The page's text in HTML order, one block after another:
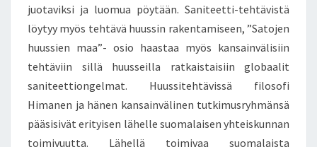
juotaviksi ja luomua pöytään. Saniteetti-tehtävistä
löytyy myös tehtävä huussin rakentamiseen, ”Satojen
huussien maa”- osio haastaa myös kansainvälisiin
tehtäviin sillä huusseilla ratkaistaisiin globaalit
saniteettiongelmat. Huussitehtävissä filosofi
Himanen ja hänen kansainvälinen tutkimusryhmänsä
pääsisivät erityisen lähelle suomalaisen yhteiskunnan
toimivuutta. Lähellä toimivaa suomalaista